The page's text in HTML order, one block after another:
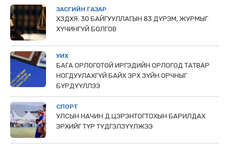
ЗАСГИЙН ГАЗАР
ХЗДХЯ: 30 БАЙГУУЛЛАГЫН 83 ДҮРЭМ, ЖУРМЫГ
ХҮЧИНГҮЙ БОЛГОВ
УИХ
БАГА ОРЛОГОТОЙ ИРГЭДИЙН ОРЛОГОД ТАТВАР
НОГДУУЛАХГҮЙ БАЙХ ЭРХ ЗҮЙН ОРЧНЫГ
БҮРДҮҮЛЛЭЭ
СПОРТ
УЛСЫН НАЧИН Д.ЦЭРЭНТОГТОХЫН БАРИЛДАХ
ЭРХИЙГ ТҮР ТҮДГЭЛЗҮҮЛЖЭЭ